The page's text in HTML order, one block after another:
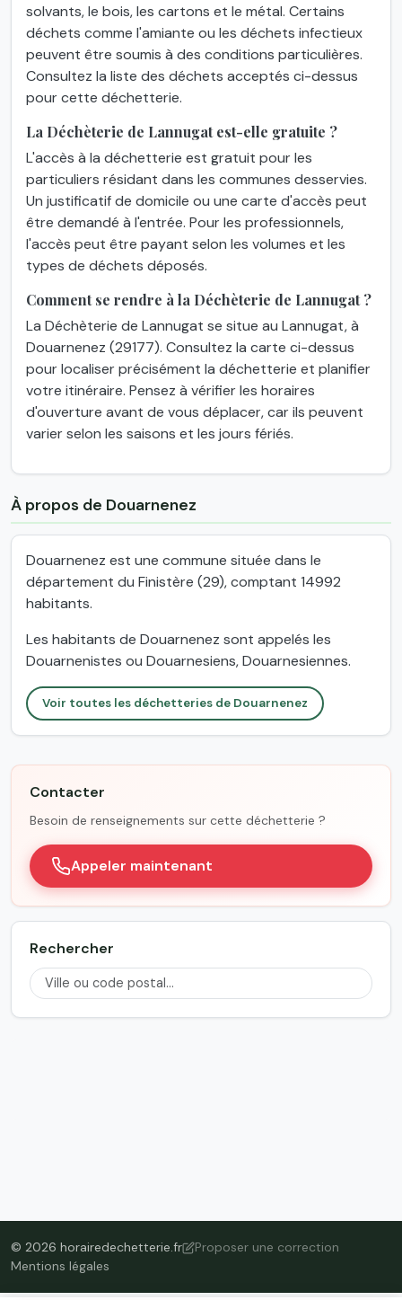
solvants, le bois, les cartons et le métal. Certains
déchets comme l'amiante ou les déchets infectieux
peuvent être soumis à des conditions particulières.
Consultez la liste des déchets acceptés ci-dessus
pour cette déchetterie.
La Déchèterie de Lannugat est-elle gratuite ?
L'accès à la déchetterie est gratuit pour les
particuliers résidant dans les communes desservies.
Un justificatif de domicile ou une carte d'accès peut
être demandé à l'entrée. Pour les professionnels,
l'accès peut être payant selon les volumes et les
types de déchets déposés.
Comment se rendre à la Déchèterie de Lannugat ?
La Déchèterie de Lannugat se situe au Lannugat, à
Douarnenez (29177). Consultez la carte ci-dessus
pour localiser précisément la déchetterie et planifier
votre itinéraire. Pensez à vérifier les horaires
d'ouverture avant de vous déplacer, car ils peuvent
varier selon les saisons et les jours fériés.
À propos de Douarnenez
Douarnenez est une commune située dans le
département du Finistère (29), comptant 14992
habitants.
Les habitants de Douarnenez sont appelés les
Douarnenistes ou Douarnesiens, Douarnesiennes.
Voir toutes les déchetteries de Douarnenez
Contacter
Besoin de renseignements sur cette déchetterie ?
Appeler maintenant
Rechercher
© 2026 horairedechetterie.fr
Proposer une correction
Mentions légales